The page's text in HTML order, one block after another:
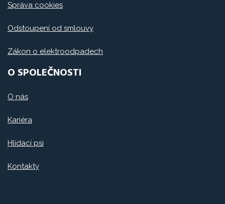
Správa cookies
Odstoupení od smlouvy
Zákon o elektroodpadech
O SPOLEČNOSTI
O nás
Kariéra
Hlídací psi
Kontakty